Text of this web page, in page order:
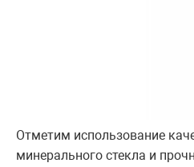
Отметим использование
минерального стекла и